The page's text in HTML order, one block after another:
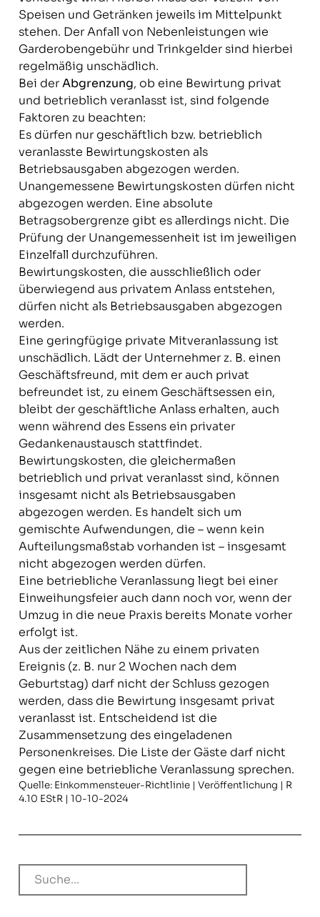
Speisen und Getränken jeweils im Mittelpunkt
stehen. Der Anfall von Nebenleistungen wie
Garderobengebühr und Trinkgelder sind hierbei
regelmäßig unschädlich.
Bei derAbgrenzung, ob eine Bewirtung privat
und betrieblich veranlasst ist, sind folgende
Faktoren zu beachten:
Es dürfen nur geschäftlich bzw. betrieblich
veranlasste Bewirtungskosten als
Betriebsausgaben abgezogen werden.
Unangemessene Bewirtungskosten dürfen nicht
abgezogen werden. Eine absolute
Betragsobergrenze gibt es allerdings nicht. Die
Prüfung der Unangemessenheit ist im jeweiligen
Einzelfall durchzuführen.
Bewirtungskosten, die ausschließlich oder
überwiegend aus privatem Anlass entstehen,
dürfen nicht als Betriebsausgaben abgezogen
werden.
Eine geringfügige private Mitveranlassung ist
unschädlich. Lädt der Unternehmer z. B. einen
Geschäftsfreund, mit dem er auch privat
befreundet ist, zu einem Geschäftsessen ein,
bleibt der geschäftliche Anlass erhalten, auch
wenn während des Essens ein privater
Gedankenaustausch stattfindet.
Bewirtungskosten, die gleichermaßen
betrieblich und privat veranlasst sind, können
insgesamt nicht als Betriebsausgaben
abgezogen werden. Es handelt sich um
gemischte Aufwendungen, die – wenn kein
Aufteilungsmaßstab vorhanden ist – insgesamt
nicht abgezogen werden dürfen.
Eine betriebliche Veranlassung liegt bei einer
Einweihungsfeier auch dann noch vor, wenn der
Umzug in die neue Praxis bereits Monate vorher
erfolgt ist.
Aus der zeitlichen Nähe zu einem privaten
Ereignis (z. B. nur 2 Wochen nach dem
Geburtstag) darf nicht der Schluss gezogen
werden, dass die Bewirtung insgesamt privat
veranlasst ist. Entscheidend ist die
Zusammensetzung des eingeladenen
Personenkreises. Die Liste der Gäste darf nicht
gegen eine betriebliche Veranlassung sprechen.
Quelle: Einkommensteuer-Richtlinie | Veröffentlichung | R
4.10 EStR | 10-10-2024